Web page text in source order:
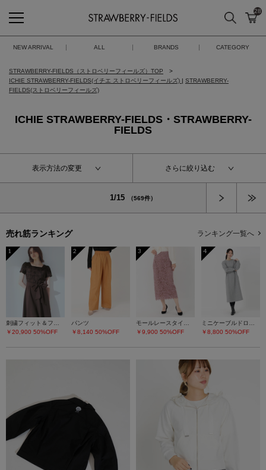
STRAWBERRY-FIELDS
検索 カ
28
NEW ARRIVAL ALL BRANDS CATEGORY
STRAWBERRY-FIELDS（ストロベリーフィールズ）TOP
ICHIE STRAWBERRY-FIELDS(イチエ ストロベリーフィールズ) | STRAWBERRY-
FIELDS(ストロベリーフィールズ)
ICHIE STRAWBERRY-FIELDS・STRAWBERRY-
FIELDS
表示方法の変更 さらに絞り込む
1/15 （569件）
売れ筋ランキング ランキング一覧へ
1
刺繍フィット＆フレアーワンピース
￥20,900 50%OFF
2
パンツ
￥8,140 50%OFF
3
モールレースタイトスカート
￥9,900 50%OFF
4
ミニケーブルドロストワンピース
￥8,800 50%OFF